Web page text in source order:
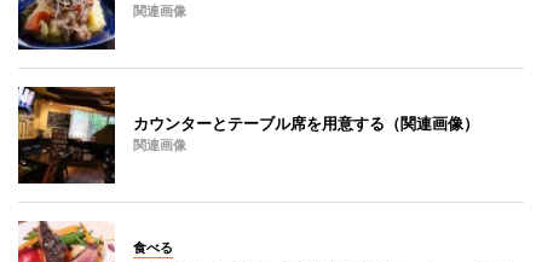
関連画像
カウンターとテーブル席を用意する（関連画像）
関連画像
食べる